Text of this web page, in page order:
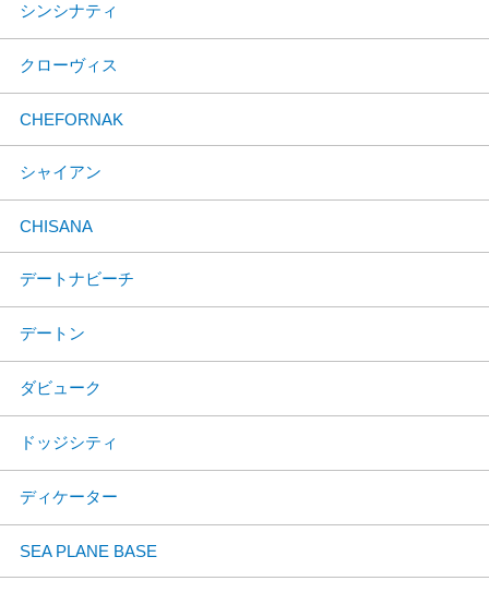
シンシナティ
クローヴィス
CHEFORNAK
シャイアン
CHISANA
デートナビーチ
デートン
ダビューク
ドッジシティ
ディケーター
SEA PLANE BASE